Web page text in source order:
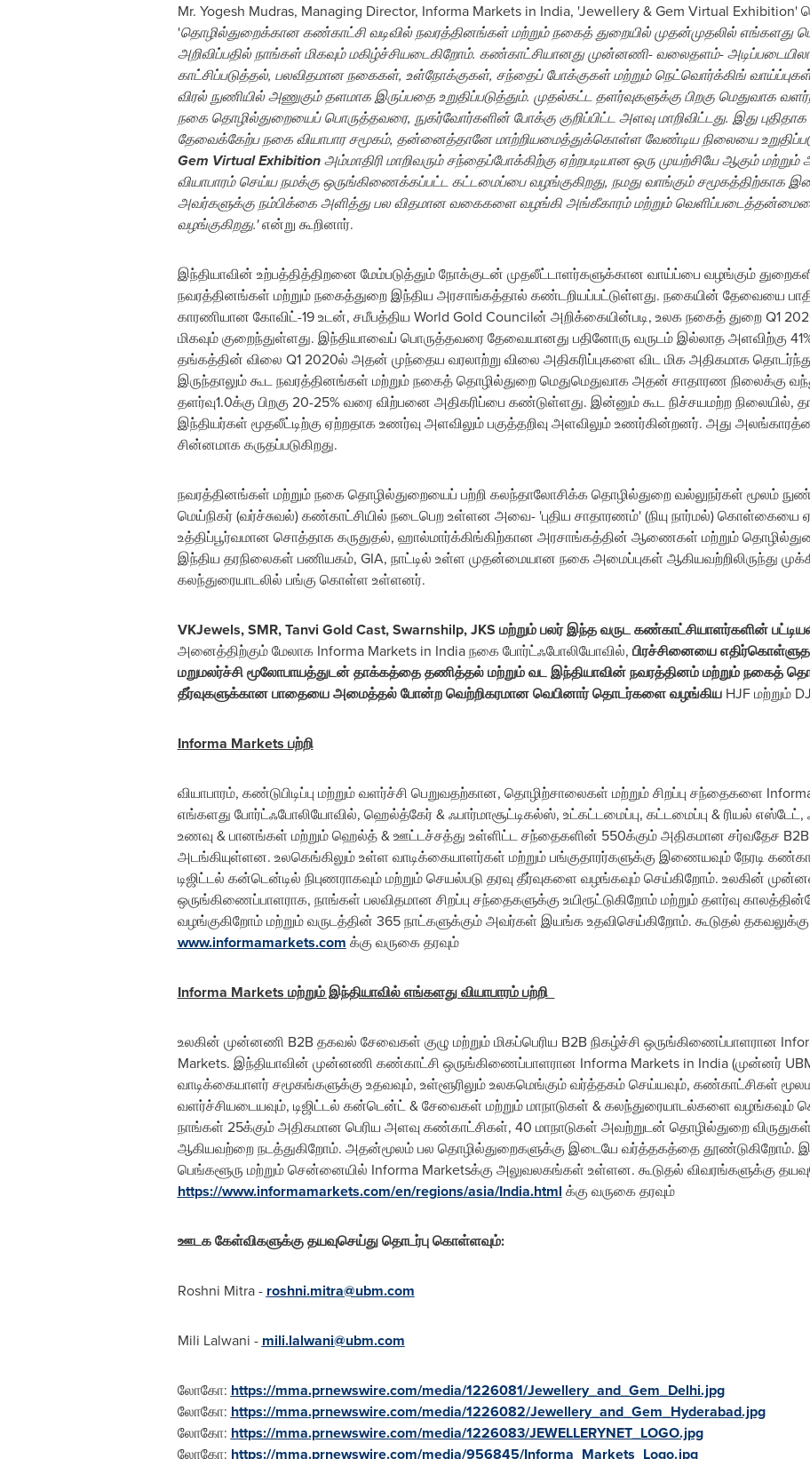
Mr. Yogesh Mudras, Managing Director, Informa Markets in India, 'Jewellery & Gem Virtual Exhibition'
'தொழில்துறைக்கான கண்காட்சி வடிவில் நவரத்தினங்கள் மற்றும் நகைத் துறையில் முதன்முதலில் எங்களது
அறிவிப்பதில் நாங்கள் மிகவும் மகிழ்ச்சியடைகிறோம். கண்காட்சியானது முன்னணி- வலைதளம்-
காட்சிப்படுத்தல், பலவிதமான நகைகள், உள்நோக்குகள், சந்தைப் போக்குகள் மற்றும் நெட்வொர்க்கிங்
விரல் நுணியில் அணுகும் தளமாக இருப்பதை உறுதிப்படுத்தும். முதல்கட்ட தளர்வுகளுக்கு பிறகு மெதுவாக
நகை தொழில்துறையைப் பொருத்தவரை, நுகர்வோர்களின் போக்கு குறிப்பிட்ட அளவு மாறிவிட்டது. இது
தேவைக்கேற்ப நகை வியாபார சமூகம், தன்னைத்தானே மாற்றியமைத்துக்கொள்ள வேண்டிய நிலையை
Gem Virtual Exhibitionஅம்மாதிரி மாறிவரும் சந்தைப்போக்கிற்கு ஏற்றபடியான ஒரு முயற்சியே ஆகும்
வியாபாரம் செய்ய நமக்கு ஒருங்கிணைக்கப்பட்ட கட்டமைப்பை வழங்குகிறது, நமது வாங்கும்
அவர்களுக்கு நம்பிக்கை அளித்து பல விதமான வகைகளை வழங்கி அங்கீகாரம் மற்றும்
வழங்குகிறது.'என்று கூறினார்.
இந்தியாவின் உற்பத்தித்திறனை மேம்படுத்தும் நோக்குடன் முதலீட்டாளர்களுக்கான வாய்ப்பை வழங்கும்
நவரத்தினங்கள் மற்றும் நகைத்துறை இந்திய அரசாங்கத்தால் கண்டறியப்பட்டுள்ளது. நகையின் தேவையை
காரணியான கோவிட்-19 உடன், சமீபத்திய World Gold Councilன் அறிக்கையின்படி, உலக நகைத் துறை Q1
மிகவும் குறைந்துள்ளது. இந்தியாவைப் பொருத்தவரை தேவையானது பதினோரு வருடம் இல்லாத அளவிற்கு
தங்கத்தின் விலை Q1 2020ல் அதன் முந்தைய வரலாற்று விலை அதிகரிப்புகளை விட மிக அதிகமாக
இருந்தாலும் கூட நவரத்தினங்கள் மற்றும் நகைத் தொழில்துறை மெதுமெதுவாக அதன் சாதாரண நிலைக்கு
தளர்வு1.0க்கு பிறகு 20-25% வரை விற்பனை அதிகரிப்பை கண்டுள்ளது. இன்னும் கூட நிச்சயமற்ற
இந்தியர்கள் மூதலீட்டிற்கு ஏற்றதாக உணர்வு அளவிலும் பகுத்தறிவு அளவிலும் உணர்கின்றனர். அது
சின்னமாக கருதப்படுகிறது.
நவரத்தினங்கள் மற்றும் நகை தொழில்துறையைப் பற்றி கலந்தாலோசிக்க தொழில்துறை வல்லுநர்கள் மூலம்
மெய்நிகர் (வர்ச்சுவல்) கண்காட்சியில் நடைபெற உள்ளன அவை- 'புதிய சாதாரணம்' (நியு நார்மல்) கொள்கையை
உத்திப்பூர்வமான சொத்தாக கருதுதல், ஹால்மார்க்கிங்கிற்கான அரசாங்கத்தின் ஆணைகள் மற்றும்
இந்திய தரநிலைகள் பணியகம், GIA, நாட்டில் உள்ள முதன்மையான நகை அமைப்புகள் ஆகியவற்றிலிருந்து
கலந்துரையாடலில் பங்கு கொள்ள உள்ளனர்.
VKJewels, SMR,Tanvi Gold Cast, Swarnshilp, JKS மற்றும் பலர் இந்த வருட கண்காட்சியாளர்களின்
அனைத்திற்கும் மேலாக Informa Markets in Indiaநகை போர்ட்ஃபோலியோவில், பிரச்சினையை
மறுமலர்ச்சி மூலோபாயத்துடன் தாக்கத்தை தணித்தல் மற்றும் வட இந்தியாவின் நவரத்தினம் மற்றும் நகைத்
தீர்வுகளுக்கான பாதையை அமைத்தல் போன்ற வெற்றிகரமான வெபினார் தொடர்களை வழங்கிய HJF மற்றும்
Informa Markets பற்றி
வியாபாரம், கண்டுபிடிப்பு மற்றும் வளர்ச்சி பெறுவதற்கான, தொழிற்சாலைகள் மற்றும் சிறப்பு சந்தைகளை Informa
எங்களது போர்ட்ஃபோலியோவில், ஹெல்த்கேர் & ஃபார்மாசூட்டிகல்ஸ், உட்கட்டமைப்பு, கட்டமைப்பு & ரியல்
உணவு & பானங்கள் மற்றும் ஹெல்த் & ஊட்டச்சத்து உள்ளிட்ட சந்தைகளின் 550க்கும் அதிகமான சர்வதேச B2B
அடங்கியுள்ளன. உலகெங்கிலும் உள்ள வாடிக்கையாளர்கள் மற்றும் பங்குதாரர்களுக்கு இணையவும் நேரடி
டிஜிட்டல் கன்டென்டில் நிபுணராகவும் மற்றும் செயல்படு தரவு தீர்வுகளை வழங்கவும் செய்கிறோம். உலகின்
ஒருங்கிணைப்பாளராக, நாங்கள் பலவிதமான சிறப்பு சந்தைகளுக்கு உயிரூட்டுகிறோம் மற்றும் தளர்வு
வழங்குகிறோம் மற்றும் வருடத்தின் 365 நாட்களுக்கும் அவர்கள் இயங்க உதவிசெய்கிறோம். கூடுதல் தகவலுக்கு
www.informamarkets.com க்கு வருகை தரவும்
Informa Markets மற்றும் இந்தியாவில் எங்களது வியாபாரம் பற்றி
உலகின் முன்னணி B2B தகவல் சேவைகள் குழு மற்றும் மிகப்பெரிய B2B நிகழ்ச்சி ஒருங்கிணைப்பாளரான
Markets. இந்தியாவின் முன்னணி கண்காட்சி ஒருங்கிணைப்பாளரான Informa Markets in India(முன்னர்
வாடிக்கையாளர் சமூகங்களுக்கு உதவவும், உள்ளூரிலும் உலகமெங்கும் வர்த்தகம் செய்யவும், கண்காட்சிகள்
வளர்ச்சியடையவும், டிஜிட்டல் கன்டென்ட் & சேவைகள் மற்றும் மாநாடுகள் & கலந்துரையாடல்களை வழங்கவும்
நாங்கள் 25க்கும் அதிகமான பெரிய அளவு கண்காட்சிகள், 40 மாநாடுகள் அவற்றுடன் தொழில்துறை விருதுகள்
ஆகியவற்றை நடத்துகிறோம். அதன்மூலம் பல தொழில்துறைகளுக்கு இடையே வர்த்தகத்தை தூண்டுகிறோம்.
பெங்களூரு மற்றும் சென்னையில் Informa Marketsக்கு அலுவலகங்கள் உள்ளன. கூடுதல் விவரங்களுக்கு
https://www.informamarkets.com/en/regions/asia/India.html க்கு வருகை தரவும்
ஊடக கேள்விகளுக்கு தயவுசெய்து தொடர்பு கொள்ளவும்:
Roshni Mitra- roshni.mitra@ubm.com
Mili Lalwani - mili.lalwani@ubm.com
லோகோ: https://mma.prnewswire.com/media/1226081/Jewellery_and_Gem_Delhi.jpg
லோகோ: https://mma.prnewswire.com/media/1226082/Jewellery_and_Gem_Hyderabad.jpg
லோகோ: https://mma.prnewswire.com/media/1226083/JEWELLERYNET_LOGO.jpg
லோகோ: https://mma.prnewswire.com/media/956845/Informa_Markets_Logo.jpg